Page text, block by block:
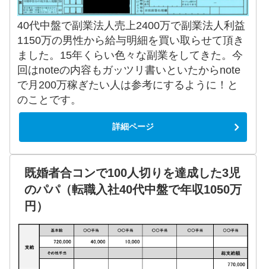
40代中盤で副業法人売上2400万で副業法人利益
1150万の男性から給与明細を買い取らせて頂き
ました。15年くらい色々な副業をしてきた。今
回はnoteの内容もガッツリ書いといたからnote
で月200万稼ぎたい人は参考にするように！と
のことです。
詳細ページ
既婚者合コンで100人切りを達成した3児
のパパ（転職入社40代中盤で年収1050万
円）